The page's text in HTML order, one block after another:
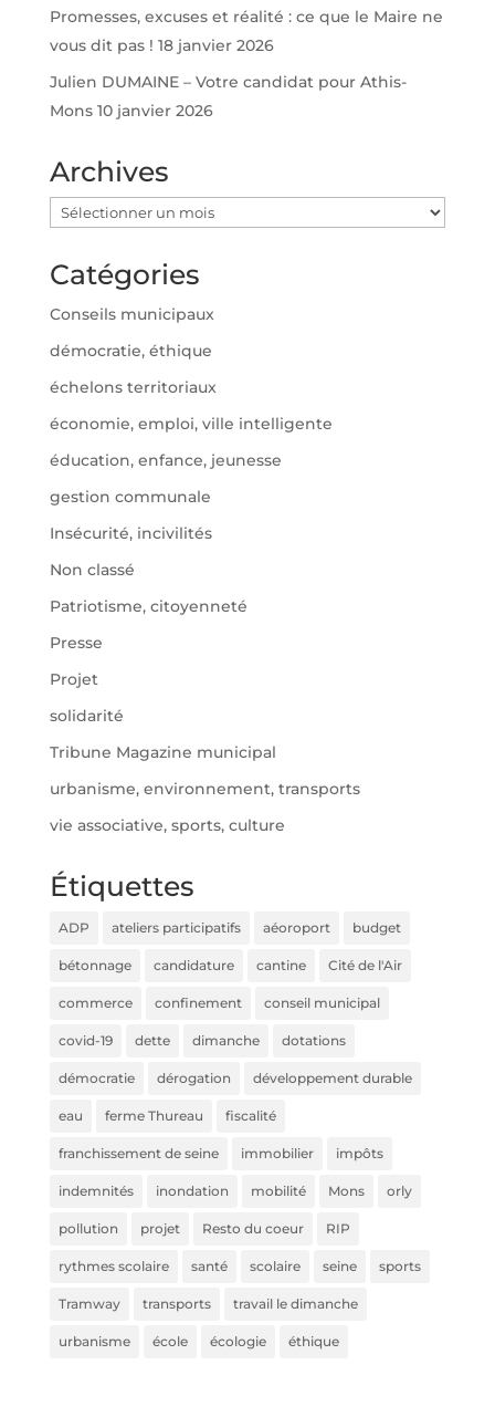
Promesses, excuses et réalité : ce que le Maire ne
vous dit pas ! 18 janvier 2026
Julien DUMAINE – Votre candidat pour Athis-
Mons 10 janvier 2026
Archives
Archives
Catégories
Conseils municipaux
démocratie, éthique
échelons territoriaux
économie, emploi, ville intelligente
éducation, enfance, jeunesse
gestion communale
Insécurité, incivilités
Non classé
Patriotisme, citoyenneté
Presse
Projet
solidarité
Tribune Magazine municipal
urbanisme, environnement, transports
vie associative, sports, culture
Étiquettes
ADP ateliers participatifs aéoroport budget
bétonnage candidature cantine Cité de l'Air
commerce confinement conseil municipal
covid-19 dette dimanche dotations
démocratie dérogation développement durable
eau ferme Thureau fiscalité
franchissement de seine immobilier impôts
indemnités inondation mobilité Mons orly
pollution projet Resto du coeur RIP
rythmes scolaire santé scolaire seine sports
Tramway transports travail le dimanche
urbanisme école écologie éthique